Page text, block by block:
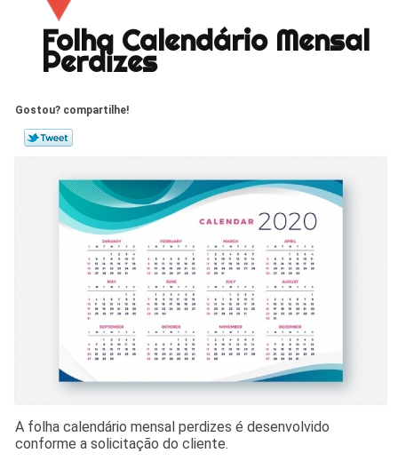
Folha Calendário Mensal
Perdizes
Gostou? compartilhe!
A folha calendário mensal perdizes é desenvolvido
conforme a solicitação do cliente.